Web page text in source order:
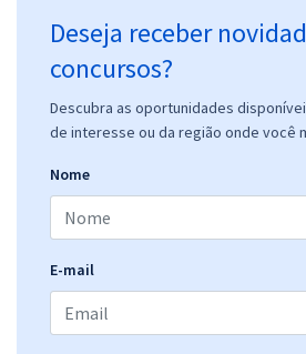
Deseja receber
concursos?
Descubra as oportunidades
de interesse ou da região onde você
Nome
E-mail